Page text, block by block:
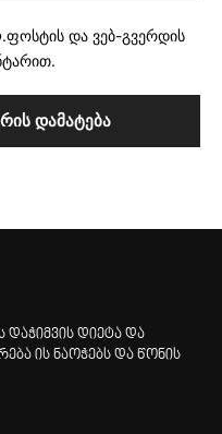
და ვებ-გვერდის
დაჭიმვის დიეტა და
ის ნაოჭებს და წონის